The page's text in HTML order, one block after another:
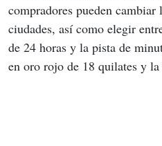
compradores pueden cambiar
ciudades, así como elegir
de 24 horas y la pista de
en oro rojo de 18 quilates y